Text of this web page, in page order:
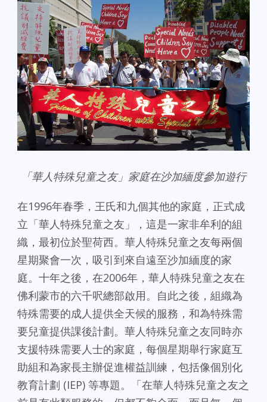
「華人特殊兒童之友」家庭在沙加緬度參加遊行
在1996年春季，王氏和九個其他的家庭，正式成
立「華人特殊兒童之友」，這是一家非牟利的組
織，最初位於聖荷西。華人特殊兒童之友每兩個
星期聚會一次，吸引到來自遠至沙加緬度的家
庭。十年之後，在2006年，華人特殊兒童之友在
佛利蒙市的六千呎總部啟用。自此之後，組織為
特殊需要的成人提供全天候的服務，和為特殊需
要兒童提供課後計劃。華人特殊兒童之友同時亦
支援特殊需要人士的家庭，每個星期舉行家庭互
助組和為家長主辦促進權益訓練，包括像個別化
教育計劃 (IEP) 等專題。「在華人特殊兒童之友之